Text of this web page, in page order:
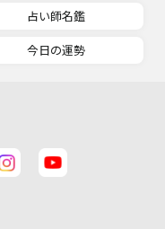
占い師名鑑
今日の運勢